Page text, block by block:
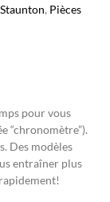
, Pièces
pour vous
“chronomètre”).
Des modèles
entraîner plus